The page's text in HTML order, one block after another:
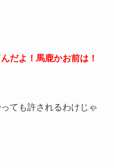
だよ！馬鹿かお前は！
ても許されるわけじゃ